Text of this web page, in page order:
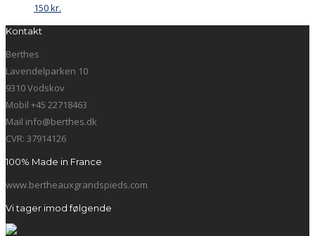
150kr.
Kontakt
Berthes
Lavendelparken 10
9310 Vodskov
Mobil +45 22718463
Mail info@berthes.dk
CVR: 37914126
100% Made in France
www.bertheauxgrandspieds.com
Vi tager imod følgende